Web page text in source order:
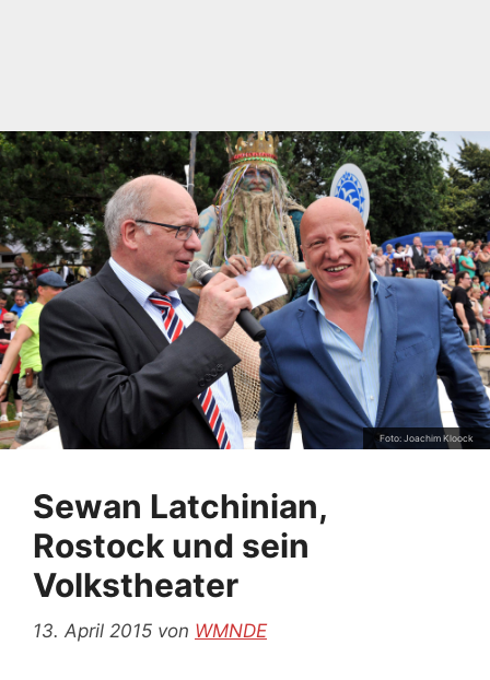
Foto: Joachim Kloock
Sewan Latchinian,
Rostock und sein
Volkstheater
13. April 2015 von WMNDE